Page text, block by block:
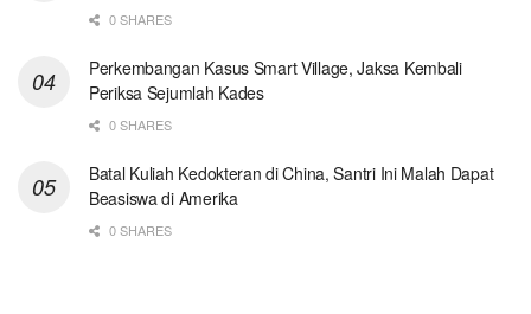
0 SHARES
Perkembangan Kasus Smart Village, Jaksa Kembali
Periksa Sejumlah Kades
0 SHARES
Batal Kuliah Kedokteran di China, Santri Ini Malah Dapat
Beasiswa di Amerika
0 SHARES